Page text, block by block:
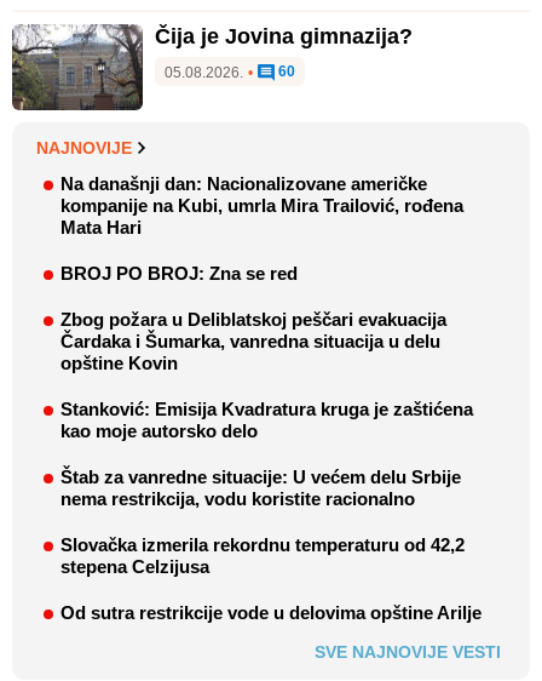
Čija je Jovina gimnazija?
05.08.2026. • 60
NAJNOVIJE
Na današnji dan: Nacionalizovane američke
kompanije na Kubi, umrla Mira Trailović, rođena
Mata Hari
BROJ PO BROJ: Zna se red
Zbog požara u Deliblatskoj peščari evakuacija
Čardaka i Šumarka, vanredna situacija u delu
opštine Kovin
Stanković: Emisija Kvadratura kruga je zaštićena
kao moje autorsko delo
Štab za vanredne situacije: U većem delu Srbije
nema restrikcija, vodu koristite racionalno
Slovačka izmerila rekordnu temperaturu od 42,2
stepena Celzijusa
Od sutra restrikcije vode u delovima opštine Arilje
SVE NAJNOVIJE VESTI